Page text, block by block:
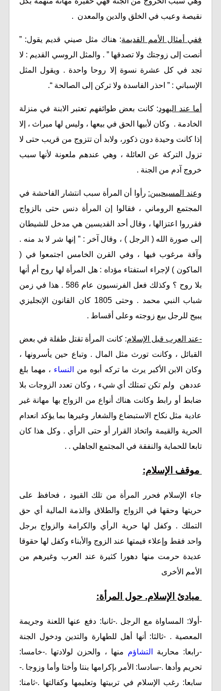
نقيصة وعيب في الخلق والدين والمعدن .
ففي أمثال الأمم القديمة: هناك مثل صيني قديم يقول: ”
أنصت إلى زوجتك ولا تصدقها ” . والمثل الروسي القديم : لا
تجد في كل عشرة نسوة إلا روحا واحدة . ويقول المثل
الإسباني : ” احذر الفاسدة ولا تركن إلى الصالحة “.
أما عند اليهود: كانت بعض طوائفهم تعتبر الابنة في منزلة
الخادمة . وكان لأبيها الحق في بيعها ، وليس لها ميراث ، إلا
إذا كانت وحيدة دون ذكور، ولابد أن تتزوج من قريب حتى لا
تزول التركة عن العائلة ، وهي عندهم ملعونة لأنها سبب
خروج آدم من الجنة .
وعند المسيحيين: رأوا أن المرأة سبب انتشار الفاحشة في
المجتمع الروماني ، فقالوا إن المرأة دنس حتى بالزواج
فقرروا اعتزالها ، وقال أحد القديسين هي مدخل للشيطان
إلى صورة الله ( الرجل ) ، وقال آخر : ” إنها شر لا بد منه .
وآفة مرغوب فيها ، وفي القرن الخامس اجتمعوا في (
الماكون ) لإجراء استفتاء مؤداه : هل المرأة لها روح أم أنها
بلا روح ؟ وكذلك فعل الفرنسيون عام 586 . هذا في زمن
شباب النبي محمد . وحتى 1805 كان القانون الإنجليزي
يبيح للرجل بيع زوجته وعلى أقساط .
-عند العرب قبل الإسلام: كانت المرأة تقتل طفلة في بعض
القبائل ، وكانت تورث مثل المال . وتباع حين يأسرونها ،
وكان الابن الأكبر يرث ما تركه أبوه من
النساء ، مهما بلغ
عددهن ولم تكن تمتلك أي شيء ، وكان تعدد الزوجات بلا
ضابط أو رابط وكانت هناك أنواع من الزواج بها مهانة غير
عادية مثل نكاح الاستبضاع والشغار وغيرها بما يؤكد انعدام
الحرية والقيمة واتخاذ القرار أو حتى الرأي . وكل هذا كان
تابعا للحماية والنفقة في المجتمع الجاهلي . .
موقف الإسلام:
جاء الإسلام فحرر المرأة من تلك القيود ، فحافظ على
حريتها وحقها في الزواج والطلاق والذمة المالية أي حق
التملك . وكفل لها حرية الرأي والكرامة والزواج برجل
واحد فقط وإعلاء قيمتها عند الزوج والأبناء وكفل لها حقوقا
عديدة حرمت منها دهورا كثيرة عند العرب وغيرهم من
الأمم الأخرى
مبادئ الإسلام. حول المرأة:
-أولا: المساواة مع الرجل .-ثانيا: دفع عنها اللعنة وجريمة
المعصية . -ثالثا: أنها أهل للطهارة والتدين ودخول الجنة
-رابعا: محاربة
التشاؤم منها ، والحزن لولادتها .-خامسا:
تحريم وأدها .-سادسا: الأمر بإكرامها بنتا وأختا وأما وزوجا .-
سابعا: رغب الإسلام في تربيتها وتعليمها وكفالتها .-ثامنا: